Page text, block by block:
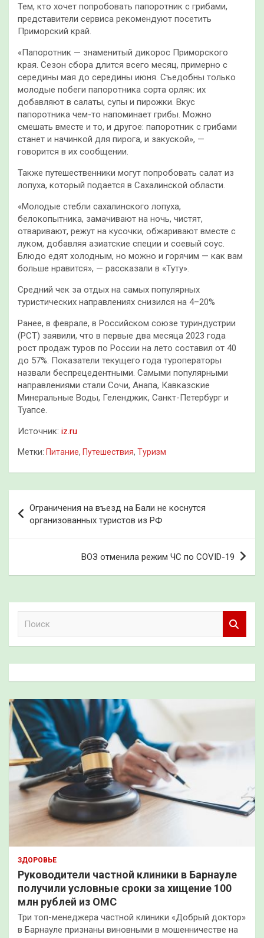
Тем, кто хочет попробовать папоротник с грибами,
представители сервиса рекомендуют посетить
Приморский край.
«Папоротник — знаменитый дикорос Приморского
края. Сезон сбора длится всего месяц, примерно с
середины мая до середины июня. Съедобны только
молодые побеги папоротника сорта орляк: их
добавляют в салаты, супы и пирожки. Вкус
папоротника чем-то напоминает грибы. Можно
смешать вместе и то, и другое: папоротник с грибами
станет и начинкой для пирога, и закуской», —
говорится в их сообщении.
Также путешественники могут попробовать салат из
лопуха, который подается в Сахалинской области.
«Молодые стебли сахалинского лопуха,
белокопытника, замачивают на ночь, чистят,
отваривают, режут на кусочки, обжаривают вместе с
луком, добавляя азиатские специи и соевый соус.
Блюдо едят холодным, но можно и горячим — как вам
больше нравится», — рассказали в «Туту».
Средний чек за отдых на самых популярных
туристических направлениях снизился на 4–20%
Ранее, в феврале, в Российском союзе туриндустрии
(РСТ) заявили, что в первые два месяца 2023 года
рост продаж туров по России на лето составил от 40
до 57%. Показатели текущего года туроператоры
назвали беспрецедентными. Самыми популярными
направлениями стали Сочи, Анапа, Кавказские
Минеральные Воды, Геленджик, Санкт-Петербург и
Туапсе.
Источник: iz.ru
Метки: Питание, Путешествия, Туризм
по
записям
Ограничения на въезд на Бали не коснутся
организованных туристов из РФ
ВОЗ отменила режим ЧС по COVID-19
к
ЗДОРОВЬЕ
Руководители частной клиники в Барнауле
получили условные сроки за хищение 100
млн рублей из ОМС
Три топ-менеджера частной клиники «Добрый доктор»
в Барнауле признаны виновными в мошенничестве на